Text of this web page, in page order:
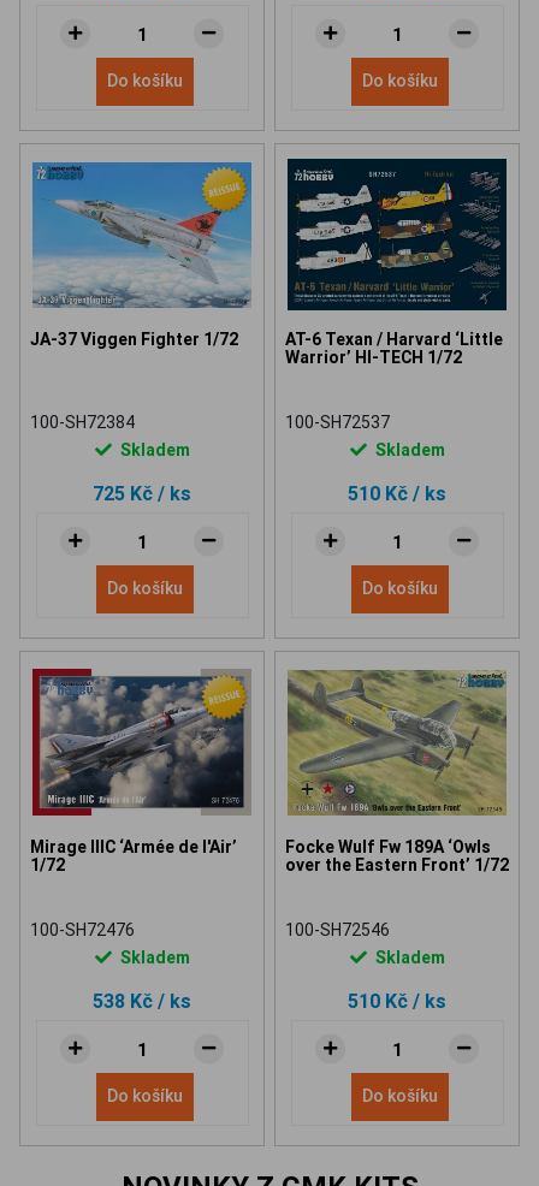
Do košíku Do košíku
JA-37 Viggen Fighter 1/72
100-SH72384
Skladem
725 Kč / ks
Do košíku
AT-6 Texan / Harvard ‘Little
Warrior’ HI-TECH 1/72
100-SH72537
Skladem
510 Kč / ks
Do košíku
Mirage IIIC ‘Armée de l'Air’
1/72
100-SH72476
Skladem
538 Kč / ks
Do košíku
Focke Wulf Fw 189A ‘Owls
over the Eastern Front’ 1/72
100-SH72546
Skladem
510 Kč / ks
Do košíku